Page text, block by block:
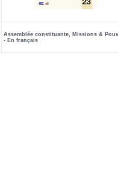
Assemblée constituante, Missions &
- En français